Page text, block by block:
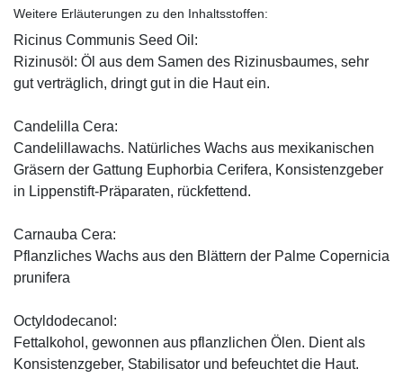
Weitere Erläuterungen zu den Inhaltsstoffen:
Ricinus Communis Seed Oil:
Rizinusöl: Öl aus dem Samen des Rizinusbaumes, sehr
gut verträglich, dringt gut in die Haut ein.
Candelilla Cera:
Candelillawachs. Natürliches Wachs aus mexikanischen
Gräsern der Gattung Euphorbia Cerifera, Konsistenzgeber
in Lippenstift-Präparaten, rückfettend.
Carnauba Cera:
Pflanzliches Wachs aus den Blättern der Palme Copernicia
prunifera
Octyldodecanol:
Fettalkohol, gewonnen aus pflanzlichen Ölen. Dient als
Konsistenzgeber, Stabilisator und befeuchtet die Haut.